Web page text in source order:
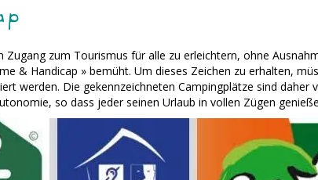
zum Tourismus für alle zu erleichtern, ohne
& Handicap » bemüht. Um dieses Zeichen zu erhalten,
werden. Die gekennzeichneten Campingplätze sind daher
so dass jeder seinen Urlaub in vollen Zügen